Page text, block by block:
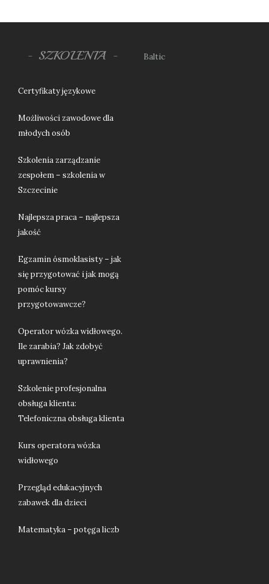
SZKOLENIA
Certyfikaty językowe
Możliwości zawodowe dla
młodych osób
Szkolenia zarządzanie
zespołem – szkolenia w
Szczecinie
Najlepsza praca – najlepsza
jakość
Egzamin ósmoklasisty – jak
się przygotować i jak mogą
pomóc kursy
przygotowawcze?
Operator wózka widłowego.
Ile zarabia? Jak zdobyć
uprawnienia?
Szkolenie profesjonalna
obsługa klienta:
Telefoniczna obsługa klienta
Kurs operatora wózka
widłowego
Przegląd edukacyjnych
zabawek dla dzieci
Matematyka – potęga liczb
Baltic